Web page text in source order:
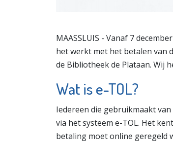
MAASSLUIS - Vanaf 7
het werkt met het betalen van
de Bibliotheek de Plataan. Wij
Wat is e-TOL?
Iedereen die gebruikmaakt
via het systeem e-TOL. Het
betaling moet online geregeld